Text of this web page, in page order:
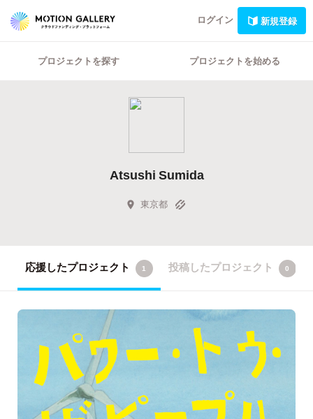
ログイン 新規登録
プロジェクトを探す プロジェクトを始める
Atsushi Sumida
東京都
応援したプロジェクト 1 投稿したプロジェクト 0